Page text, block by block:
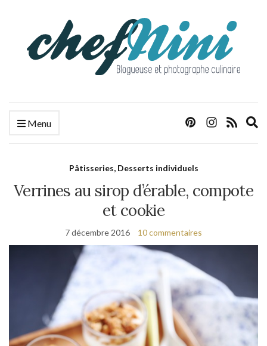
Menu
Pâtisseries, Desserts individuels
Verrines au sirop d’érable, compote
et cookie
7 décembre 2016 10 commentaires